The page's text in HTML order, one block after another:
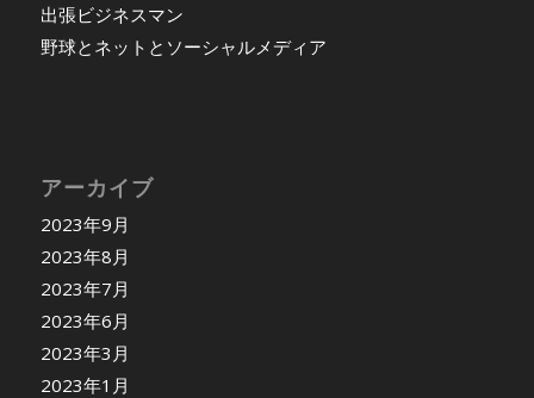
出張ビジネスマン
野球とネットとソーシャルメディア
アーカイブ
2023年9月
2023年8月
2023年7月
2023年6月
2023年3月
2023年1月